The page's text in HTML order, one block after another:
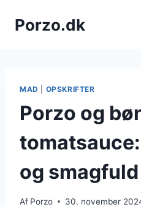
Porzo.dk
MAD OPSKRIFTER
Porzo og
og
Af Porzo 30. november